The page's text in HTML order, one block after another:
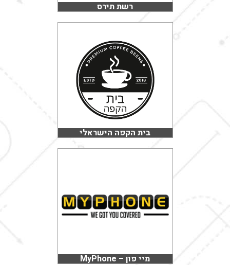
רשת תירס
בית הקפה הישראלי
מיי פון – MyPhone